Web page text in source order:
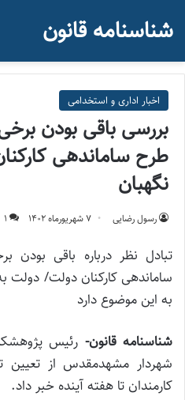
شناسنامه قانون
اخبار اداری و استخدامی
بررسی باقی بودن
طرح ساماندهی
نگهبان
رسول رضایی ۷ شهریور‌ماه ۱۴۰۲ 1
تبادل نظر درباره باقی بودن
ساماندهی کارکنان دولت/ دولت به
به این موضوع دارد
شناسنامه قانون- رئیس
شهردار مشهدمقدس از
کارمندان تا هفته آینده خبر داد.